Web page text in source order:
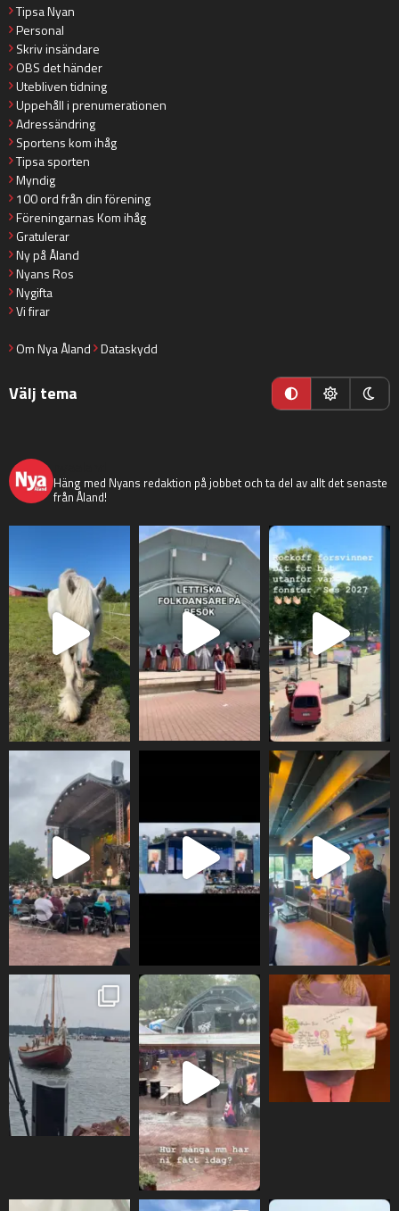
Tipsa Nyan
Personal
Skriv insändare
OBS det händer
Utebliven tidning
Uppehåll i prenumerationen
Adressändring
Sportens kom ihåg
Tipsa sporten
Myndig
100 ord från din förening
Föreningarnas Kom ihåg
Gratulerar
Ny på Åland
Nyans Ros
Nygifta
Vi firar
Om Nya Åland Dataskydd
Välj tema
Häng med Nyans redaktion på jobbet och ta del av allt det senaste
från Åland!